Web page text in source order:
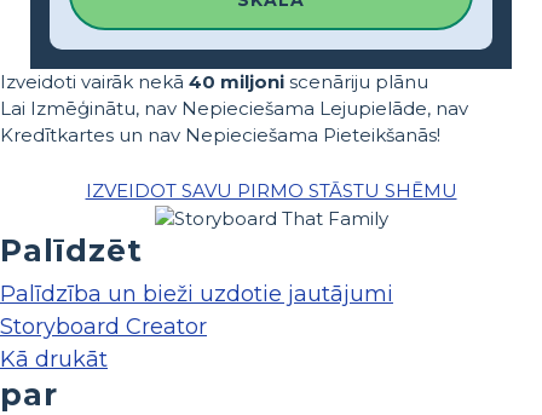
Izveidoti vairāk nekā 40 miljoni scenāriju plānu
Lai Izmēģinātu, nav Nepieciešama Lejupielāde, nav
Kredītkartes un nav Nepieciešama Pieteikšanās!
IZVEIDOT SAVU PIRMO STĀSTU SHĒMU
Palīdzēt
Palīdzība un bieži uzdotie jautājumi
Storyboard Creator
Kā drukāt
par